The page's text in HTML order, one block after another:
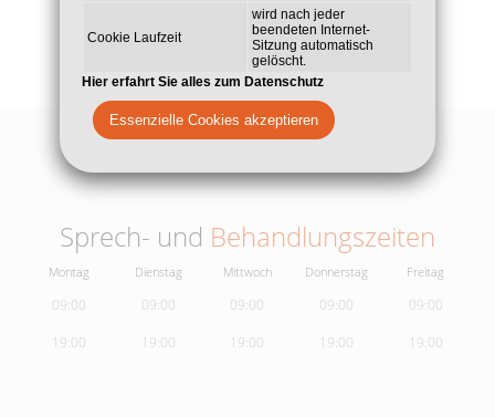
Cookie Laufzeit
wird nach jeder
beendeten Internet-
Sitzung automatisch
gelöscht.
Hier erfahrt Sie alles zum Datenschutz
Essenzielle Cookies akzeptieren
Sprech- und Behandlungszeiten
Montag
09:00
19:00
Dienstag
09:00
19:00
Mittwoch
09:00
19:00
Donnerstag
09:00
19:00
Freitag
09:00
19:00